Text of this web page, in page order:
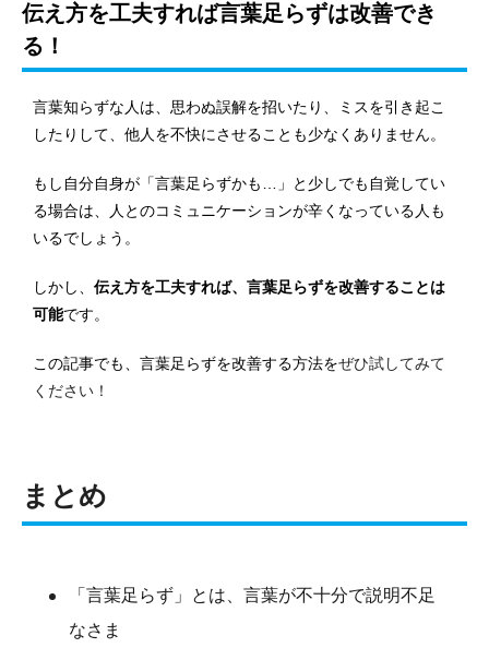
伝え方を工夫すれば言葉足らずは改善でき
る！
言葉知らずな人は、思わぬ誤解を招いたり、ミスを引き起こ
したりして、他人を不快にさせることも少なくありません。
もし自分自身が「言葉足らずかも…」と少しでも自覚してい
る場合は、人とのコミュニケーションが辛くなっている人も
いるでしょう。
しかし、 伝え方を工夫すれば、言葉足らずを改善することは
可能です。
この記事でも、言葉足らずを改善する方法をぜひ試してみて
ください！
まとめ
「言葉足らず」とは、言葉が不十分で説明不足
なさま